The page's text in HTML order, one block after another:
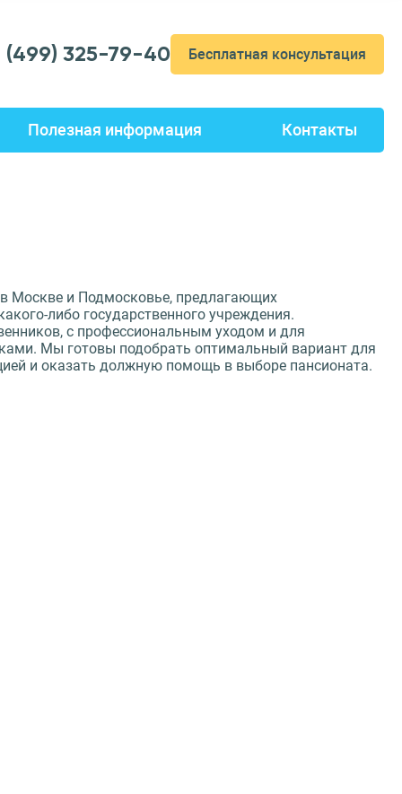
(499) 325-79-40 Бесплатная консультация
Полезная информация Контакты
в Москве и Подмосковье, предлагающих
либо государственного учреждения.
с профессиональным уходом и для
Мы готовы подобрать оптимальный вариант для
и оказать должную помощь в выборе пансионата.